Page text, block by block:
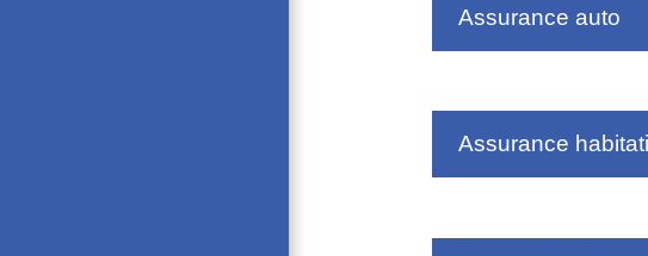
Assurance auto
Assurance